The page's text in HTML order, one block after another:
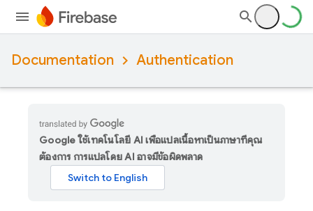
Documentation Authentication
Google ใช้เทคโนโลยี AI เพื่อแปลเนื้อหาเป็นภาษาที่คุณ
ต้องการ การแปลโดย AI อาจมีข้อผิดพลาด